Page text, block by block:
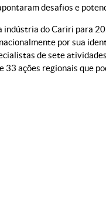
desafios e
do Cariri para
por sua
de sete
ações regionais que